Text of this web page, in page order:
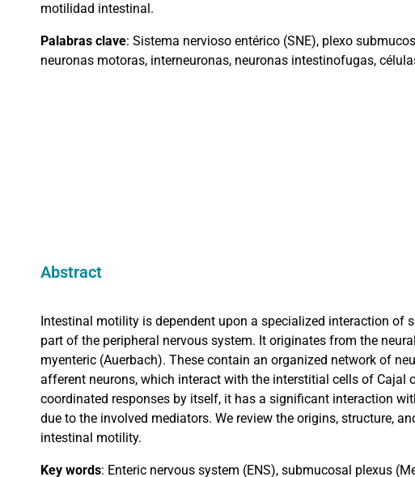
motilidad intestinal.
Palabras clave: Sistema nervioso entérico (SNE), plexo
neuronas motoras, interneuronas, neuronas intestinofugas,
Abstract
Intestinal motility is dependent upon a specialized interaction of
part of the peripheral nervous system. It originates from the
myenteric (Auerbach). These contain an organized network of
afferent neurons, which interact with the interstitial cells of
coordinated responses by itself, it has a significant interaction
due to the involved mediators. We review the origins, structure,
intestinal motility.
Key words: Enteric nervous system (ENS), submucosal plexus